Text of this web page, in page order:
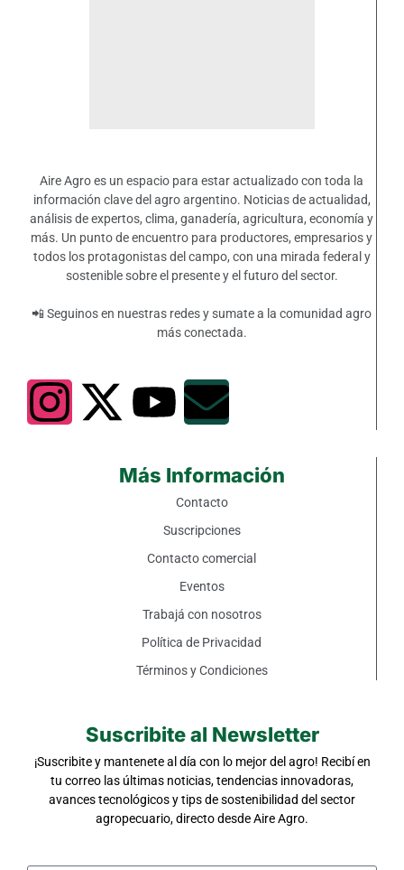
Aire Agro es un espacio para estar actualizado con toda la
información clave del agro argentino. Noticias de actualidad,
análisis de expertos, clima, ganadería, agricultura, economía y
más. Un punto de encuentro para productores, empresarios y
todos los protagonistas del campo, con una mirada federal y
sostenible sobre el presente y el futuro del sector.
📲 Seguinos en nuestras redes y sumate a la comunidad agro
más conectada.
Más Información
Contacto
Suscripciones
Contacto comercial
Eventos
Trabajá con nosotros
Política de Privacidad
Términos y Condiciones
Suscribite al Newsletter
¡Suscribite y mantenete al día con lo mejor del agro! Recibí en
tu correo las últimas noticias, tendencias innovadoras,
avances tecnológicos y tips de sostenibilidad del sector
agropecuario, directo desde Aire Agro.